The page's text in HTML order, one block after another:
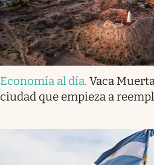
Economía al día. Vaca
ciudad que empieza a